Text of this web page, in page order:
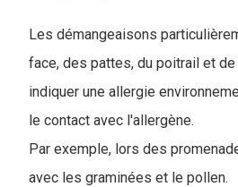
Les démangeaisons
face, des pattes, du poitrail et
indiquer une allergie
le contact avec l'allergène.
Par exemple, lors des
avec les graminées et le pollen.